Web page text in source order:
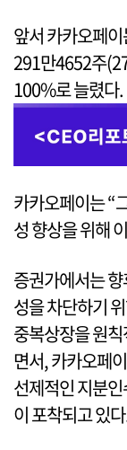
앞서 카카오페
291만4652주
100%로 늘렸다.
카카오페이는 “
성 향상을 위해
증권가에서는
성을 차단하기
중복상장을 원
면서, 카카오페
선제적인 지분
이 포착되고 있